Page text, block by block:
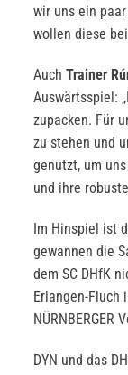
wir uns ein
wollen diese
Auch Trainer
Auswärtsspiel:
zupacken. Für
zu stehen und
genutzt, um
und ihre
Im Hinspiel ist
gewannen die
dem SC DHfK
Erlangen-Fluch
NÜRNBERGER
DYN und das